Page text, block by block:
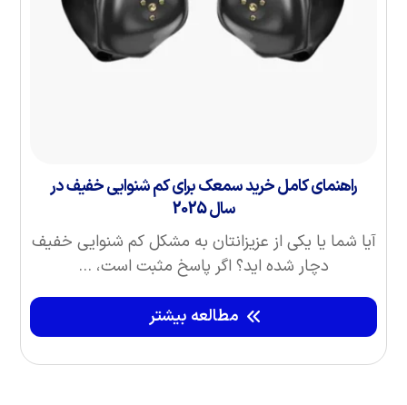
راهنمای کامل خرید سمعک برای کم شنوایی خفیف در
سال 2025
آیا شما یا یکی از عزیزانتان به مشکل کم شنوایی خفیف
دچار شده‌ اید؟ اگر پاسخ مثبت است، ...
مطالعه بیشتر